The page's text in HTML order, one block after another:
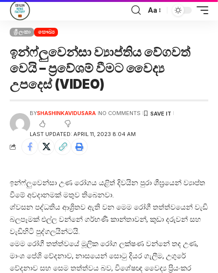
Aa
ශ්‍රී ලංකා සෞඛ්‍ය
ඉන්ෆ්ලුවෙන්සා ව්‍යාප්තිය වේගවත්
වෙයි – ප්‍රවේශම් වීමට වෛද්‍ය
උපදෙස් (VIDEO)
LAST UPDATED: APRIL 11, 2023 8:04 AM
BYSHASHINKAVIDUSARA NO COMMENTS
ඉන්ෆ්ලුවෙන්සා උණ රෝගය යළිත් දිවයින පුරා ශීඝ්‍රයෙන් ව්‍යාප්ත
වීමේ අවදානමක් මතුව තිබෙනවා.
ශ්වසන පද්ධතිය ආශ්‍රිතව ඇති වන මෙම රෝගී තත්ත්වයෙන් වැඩි
බලපෑමක් එල්ල වන්නේ ගර්භණී කාන්තාවන්, කුඩා දරුවන් සහ
වැඩිහිටි පුද්ගලයින්ටයි.
මෙම රෝගී තත්ත්වයේ මූලික රෝග ලක්ෂණ වන්නේ තද උණ,
මාංශ පේශි වේදනාව, නාසයෙන් සොටු දියර ගැලීම, උගුරේ
වේදනාව සහ සෙම තත්ත්වය බව, විශේෂඥ වෛද්‍ය ප්‍රියංකර